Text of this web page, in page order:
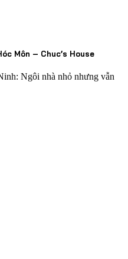
Môn – Chuc’s House